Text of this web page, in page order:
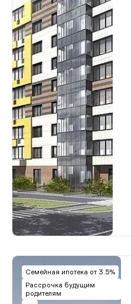
Семейная ипотека от 3.5%
Рассрочка будущим
родителям